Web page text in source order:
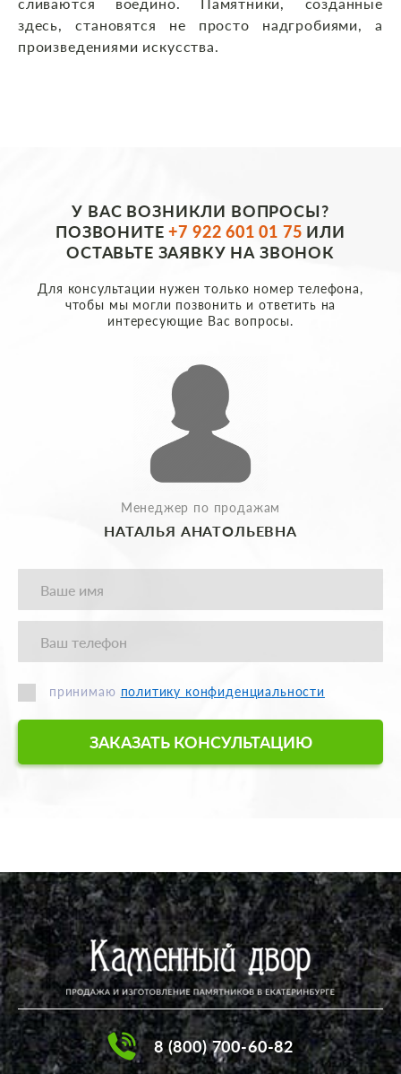
здесь, становятся не просто надгробиями, а
произведениями искусства.
У ВАС ВОЗНИКЛИ ВОПРОСЫ?
ПОЗВОНИТЕ+7 922 601 01 75 ИЛИ
ОСТАВЬТЕ ЗАЯВКУ НА ЗВОНОК
Для консультации нужен только номер телефона,
чтобы мы могли позвонить и ответить на
интересующие Вас вопросы.
Менеджер по продажам
НАТАЛЬЯ АНАТОЛЬЕВНА
принимаю политику конфиденциальности
ЗАКАЗАТЬ КОНСУЛЬТАЦИЮ
8 (800) 700-60-82